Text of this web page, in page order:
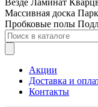
Везде Ламинат
Массивная доска
Пробковые полы
Акции
Доставка и
Контакты